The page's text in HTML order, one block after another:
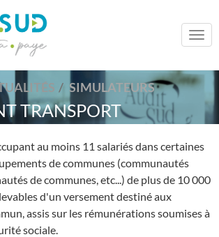
SIMULATEURS
TRANSPORT
au moins 11 salariés dans certaines
de communes (communautés
de communes, etc...) de plus de 10 000
d'un versement destiné aux
assis sur les rémunérations soumises à
sociale.